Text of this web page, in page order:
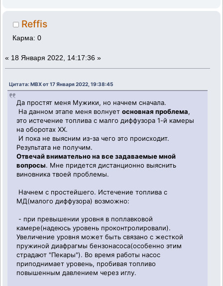
Reffis
Карма: 0
« 18 Января 2022, 14:17:36 »
Цитата: MBX от 17 Января 2022, 19:38:45
Да простят меня Мужики, но начнем сначала.
На данном этапе меня волнуетосновная проблема,
это истечение топлива с малго диффузора 1-й камеры
на оборотах ХХ.
И пока не выясним из-за чего это происходит.
Результата не получим.
Отвечай внимательно на все задаваемые мной
вопросы. Мне придется дистанционно выяснить
виновника твоей проблемы.
Начнем с простейшего. Истечение топлива с
МД(малого диффузора) возможно:
- при превышении уровня в поплавковой
камере(надеюсь уровень проконтролировали).
Увеличение уровня может быть связано с жесткой
пружиной диафрагмы бензонасоса(особенно этим
страдают "Пекары"). Во время работы насос
приподнимает уровень, пробивая топливо
повышенным давлением через иглу.